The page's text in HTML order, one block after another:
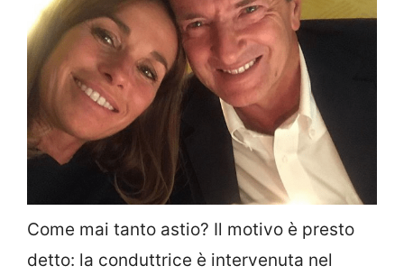
Come mai tanto astio? Il motivo è presto
detto: la conduttrice è intervenuta nel